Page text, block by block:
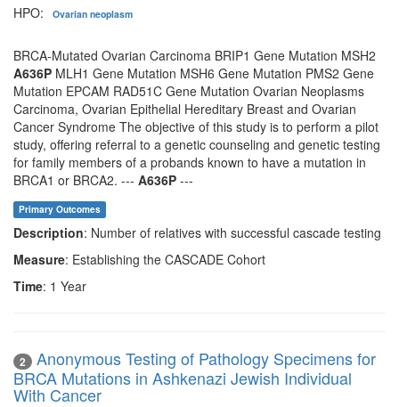
HPO: Ovarian neoplasm
BRCA-Mutated Ovarian Carcinoma BRIP1 Gene Mutation MSH2
A636P MLH1 Gene Mutation MSH6 Gene Mutation PMS2 Gene
Mutation EPCAM RAD51C Gene Mutation Ovarian Neoplasms
Carcinoma, Ovarian Epithelial Hereditary Breast and Ovarian
Cancer Syndrome The objective of this study is to perform a pilot
study, offering referral to a genetic counseling and genetic testing
for family members of a probands known to have a mutation in
BRCA1 or BRCA2. --- A636P ---
Primary Outcomes
Description: Number of relatives with successful cascade testing
Measure: Establishing the CASCADE Cohort
Time: 1 Year
2
Anonymous Testing of Pathology Specimens for
BRCA Mutations in Ashkenazi Jewish Individual
With Cancer